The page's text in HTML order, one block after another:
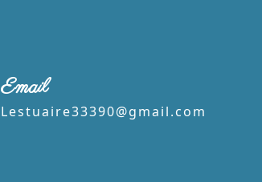
Email
lestuaire33390@gmail.com